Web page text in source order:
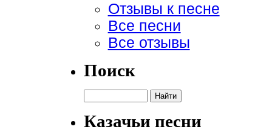
Отзывы к песне
Все песни
Все отзывы
Поиск
Казачьи песни